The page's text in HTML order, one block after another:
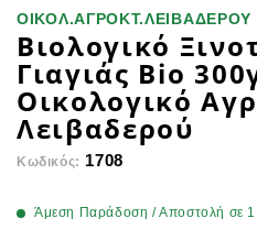
ΟΙΚΟΛ.ΑΓΡΟΚΤ.ΛΕΙΒΑΔΕΡΟΥ
Βιολογικό
Γιαγιάς Bio
Οικολογικό
Λειβαδερού
Κωδικός: 1708
Άμεση Παράδοση / Αποστολή σε 1